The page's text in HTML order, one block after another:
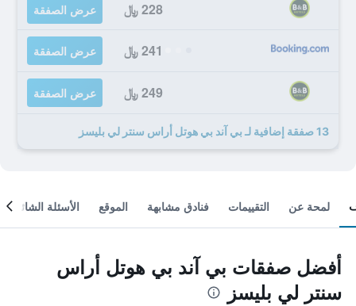
228 ﷼ عرض الصفقة
241 ﷼ عرض الصفقة
249 ﷼ عرض الصفقة
13 صفقة إضافية لـ بي آند بي هوتل أراس سنتر لي بليسز
لمحة عن التقييمات فنادق مشابهة الموقع الأسئلة الشائعة
أفضل صفقات بي آند بي هوتل أراس
سنتر لي بليسز